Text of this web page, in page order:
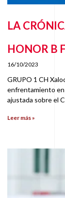
LA
HONOR B
16/10/2023
GRUPO 1 CH
enfrentamiento en
ajustada sobre el
Leer más »